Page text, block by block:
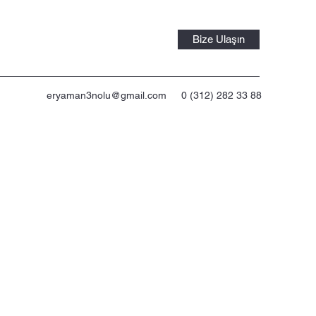
Bize Ulaşın
eryaman3nolu@gmail.com 0 (312) 282 33 88